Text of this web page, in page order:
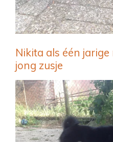
Nikita als één
jong zusje